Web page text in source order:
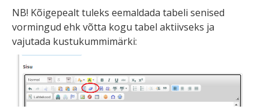
NB! Kõigepealt tuleks eemaldada tabeli senised
vormingud ehk võtta kogu tabel aktiivseks ja
vajutada kustukummimärki: